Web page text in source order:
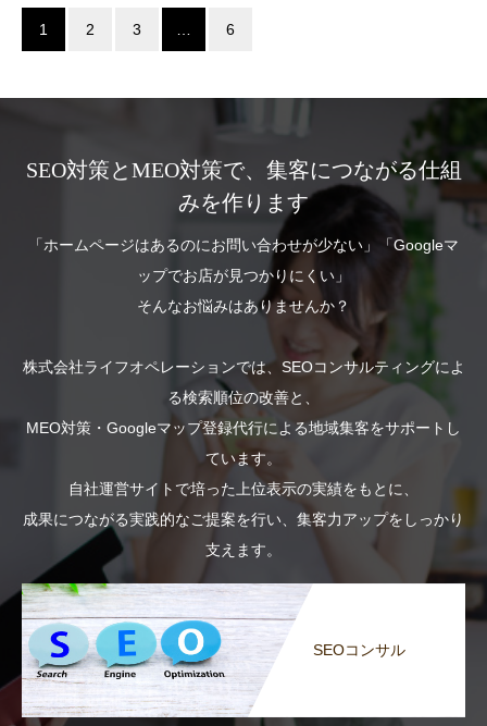
1 2 3 … 6
SEO対策とMEO対策で、集客につながる仕組
みを作ります
「ホームページはあるのにお問い合わせが少ない」「Googleマ
ップでお店が見つかりにくい」
そんなお悩みはありませんか？
株式会社ライフオペレーションでは、SEOコンサルティングによ
る検索順位の改善と、
MEO対策・Googleマップ登録代行による地域集客をサポートし
ています。
自社運営サイトで培った上位表示の実績をもとに、
成果につながる実践的なご提案を行い、集客力アップをしっかり
支えます。
SEOコンサル